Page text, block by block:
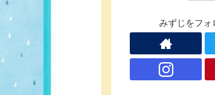
みずじをフォ